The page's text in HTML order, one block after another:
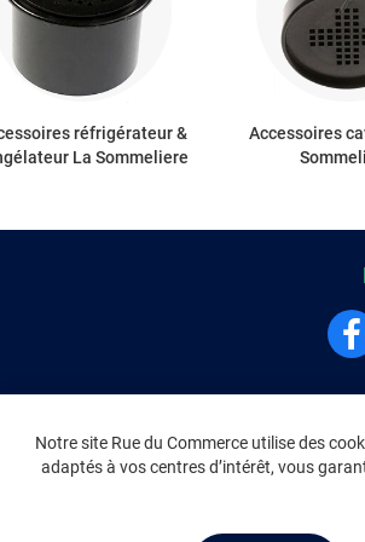
réfrigérateur &
La Sommeliere
Accessoires
NOUS REJOINDRE
Vendez sur RDC
Notre site Rue du Commerce utilise des
adaptés à vos centres d’intérêt, vous